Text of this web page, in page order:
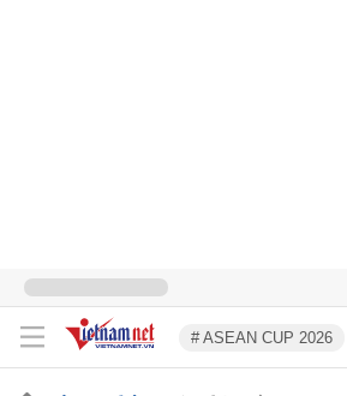
# ASEAN CUP 2026